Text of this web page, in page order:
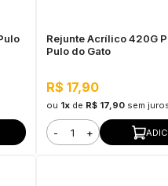
Rejunte Acrílico 420G
Pulo do Gato
R$ 17,90
ou 1xde R$ 17,90 sem
- +